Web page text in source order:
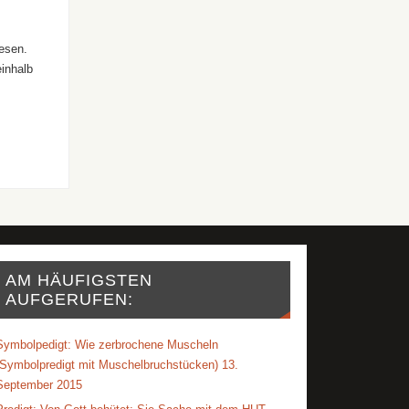
AM HÄUFIGSTEN
AUFGERUFEN:
Wie zerbrochene Muscheln
mit Muschelbruchstücken) 13.
2015